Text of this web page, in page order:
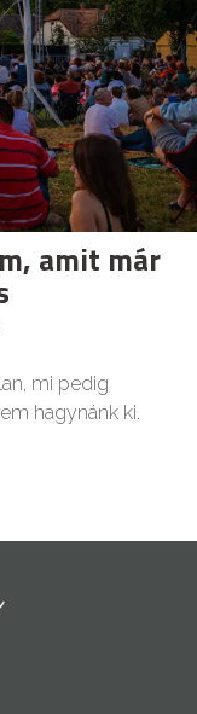
amit már
mi pedig
hagynánk ki.